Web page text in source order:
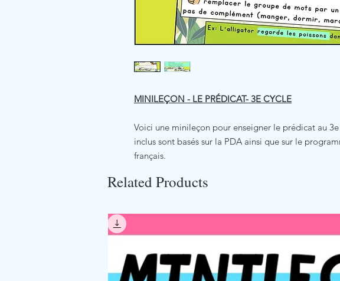
MINILEÇON - LE PRÉDICAT- 3E CYCLE
Voici une minileçon pour enseigner le prédicat au 3e
inclus sont basés sur la PDA ainsi que sur le
français.
Related Products